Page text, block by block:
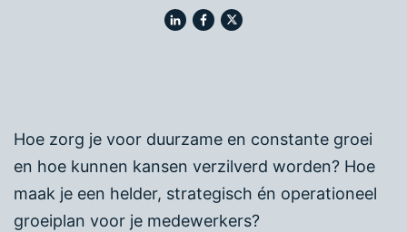
Hoe zorg je voor duurzame en constante groei
en hoe kunnen kansen verzilverd worden? Hoe
maak je een helder, strategisch én operationeel
groeiplan voor je medewerkers?